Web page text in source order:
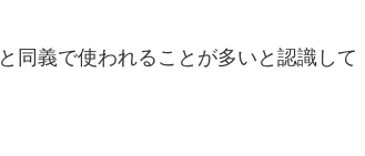
同義で使われることが多いと認識して